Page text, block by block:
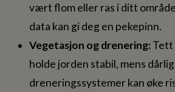
vært flom eller ras i ditt
data kan gi deg en pekepinn.
Vegetasjon og drenering:Tett
holde jorden stabil, mens
dreneringssystemer kan øke